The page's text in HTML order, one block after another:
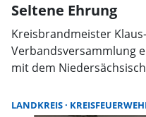
Seltene Ehrung
Kreisbrandmeister
Verbandsversammlung
mit dem
Feuerwehr Ehrenkreuz in
LANDKREIS